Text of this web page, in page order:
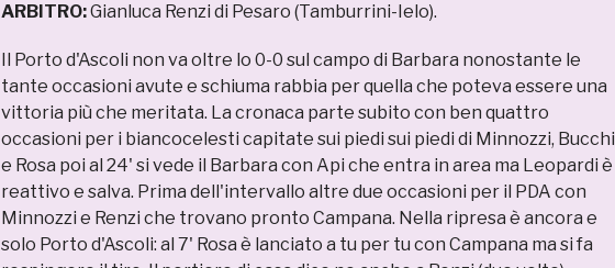
ARBITRO:Gianluca Renzi di Pesaro (Tamburrini-Ielo).
Il Porto d'Ascoli non va oltre lo 0-0 sul campo di Barbara nonostante le
tante occasioni avute e schiuma rabbia per quella che poteva essere una
vittoria più che meritata. La cronaca parte subito con ben quattro
occasioni per i biancocelesti capitate sui piedi sui piedi di Minnozzi, Bucchi
e Rosa poi al 24' si vede il Barbara con Api che entra in area ma Leopardi è
reattivo e salva. Prima dell'intervallo altre due occasioni per il PDA con
Minnozzi e Renzi che trovano pronto Campana. Nella ripresa è ancora e
solo Porto d'Ascoli: al 7' Rosa è lanciato a tu per tu con Campana ma si fa